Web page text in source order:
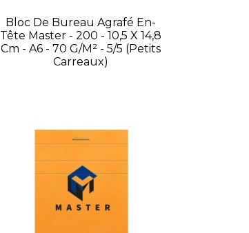
Bloc De Bureau Agrafé En-
Tête Master - 200 - 10,5 X 14,8
Cm - A6 - 70 G/m² - 5/5 (petits
Carreaux)